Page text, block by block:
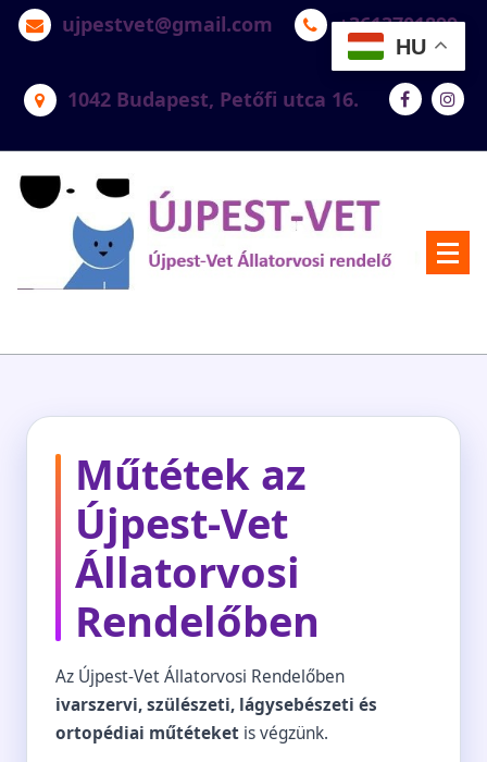
ujpestvet@gmail.com +3613701899
1042 Budapest, Petőfi utca 16.
Műtétek az
Újpest-Vet
Állatorvosi
Rendelőben
Az Újpest-Vet Állatorvosi Rendelőben
ivarszervi, szülészeti, lágysebészeti és
ortopédiai műtéteketis végzünk.
HU